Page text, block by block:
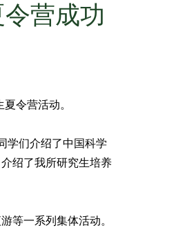
营成功
令营活动。
学们介绍了中国科学
绍了我所研究生培养
等一系列集体活动。